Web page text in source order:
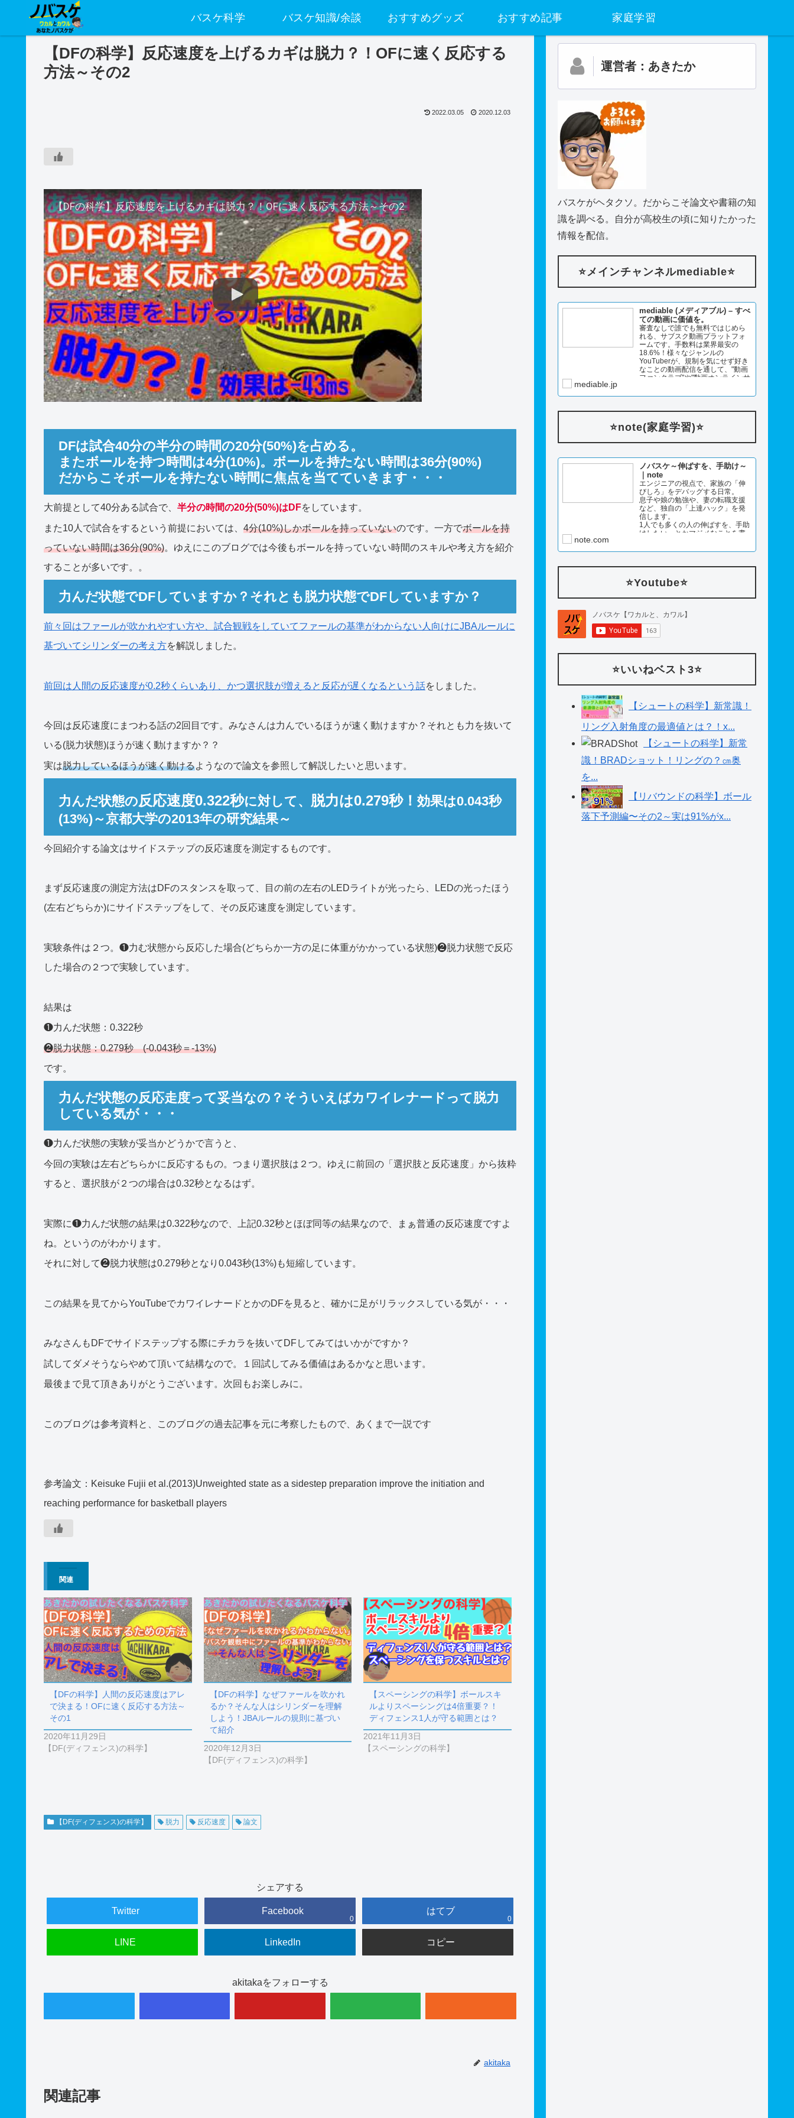
バスケ科学 バスケ知識/余談 おすすめグッズ おすすめ記事 家庭学習
【DFの科学】反応速度を上げるカギは脱力？！OFに速く反応する
方法～その2
2022.03.05 2020.12.03
【DFの科学】反応速度を上げるカギは脱力？！OFに速く反応する方法～その2
DFは試合40分の半分の時間の20分(50%)を占める。
またボールを持つ時間は4分(10%)。ボールを持たない時間は36分(90%)
だからこそボールを持たない時間に焦点を当てていきます・・・
大前提として40分ある試合で、 半分の時間の20分(50%)はDFをしています。
また10人で試合をするという前提においては、 4分(10%)しかボールを持っていないのです。一方でボールを持
っていない時間は36分(90%)。ゆえにこのブログでは今後もボールを持っていない時間のスキルや考え方を紹介
することが多いです。。
力んだ状態でDFしていますか？それとも脱力状態でDFしていますか？
前々回はファールが吹かれやすい方や、試合観戦をしていてファールの基準がわからない人向けにJBAルールに
基づいてシリンダーの考え方を解説しました。
前回は人間の反応速度が0.2秒くらいあり、かつ選択肢が増えると反応が遅くなるという話をしました。
今回は反応速度にまつわる話の2回目です。みなさんは力んでいるほうが速く動けますか？それとも力を抜いて
いる(脱力状態)ほうが速く動けますか？？
実は脱力しているほうが速く動けるようなので論文を参照して解説したいと思います。
力んだ状態の反応速度0.322秒に対して、 脱力は0.279秒！ 効果は0.043秒
(13%)～京都大学の2013年の研究結果～
今回紹介する論文はサイドステップの反応速度を測定するものです。
まず反応速度の測定方法はDFのスタンスを取って、目の前の左右のLEDライトが光ったら、LEDの光ったほう
(左右どちらか)にサイドステップをして、その反応速度を測定しています。
実験条件は２つ。❶力む状態から反応した場合(どちらか一方の足に体重がかかっている状態)❷脱力状態で反応
した場合の２つで実験しています。
結果は
❶力んだ状態：0.322秒
❷脱力状態：0.279秒 (-0.043秒＝-13%)
です。
力んだ状態の反応走度って妥当なの？そういえばカワイレナードって脱力
している気が・・・
❶力んだ状態の実験が妥当かどうかで言うと、
今回の実験は左右どちらかに反応するもの。つまり選択肢は２つ。ゆえに前回の「選択肢と反応速度」から抜粋
すると、選択肢が２つの場合は0.32秒となるはず。
実際に❶力んだ状態の結果は0.322秒なので、上記0.32秒とほぼ同等の結果なので、まぁ普通の反応速度ですよ
ね。というのがわかります。
それに対して❷脱力状態は0.279秒となり0.043秒(13%)も短縮しています。
この結果を見てからYouTubeでカワイレナードとかのDFを見ると、確かに足がリラックスしている気が・・・
みなさんもDFでサイドステップする際にチカラを抜いてDFしてみてはいかがですか？
試してダメそうならやめて頂いて結構なので。１回試してみる価値はあるかなと思います。
最後まで見て頂きありがとうございます。次回もお楽しみに。
このブログは参考資料と、このブログの過去記事を元に考察したもので、あくまで一説です
参考論文：Keisuke Fujii et al.(2013)Unweighted state as a sidestep preparation improve the initiation and
reaching performance for basketball players
関連
【DFの科学】人間の反応速度はアレ
で決まる！OFに速く反応する方法～
その1
2020年11月29日
【DF(ディフェンス)の科学】
【DFの科学】なぜファールを吹かれ
るか？そんな人はシリンダーを理解
しよう！JBAルールの規則に基づい
て紹介
2020年12月3日
【DF(ディフェンス)の科学】
【スペーシングの科学】ボールスキ
ルよりスペーシングは4倍重要？！
ディフェンス1人が守る範囲とは？
2021年11月3日
【スペーシングの科学】
【DF(ディフェンス)の科学】 脱力 反応速度 論文
シェアする
Twitter Facebook
0
はてブ
0
LINE LinkedIn コピー
akitakaをフォローする
akitaka
関連記事
運営者：あきたか
バスケがヘタクソ。だからこそ論文や書籍の知
識を調べる。自分が高校生の頃に知りたかった
情報を配信。
⭐️メインチャンネルmediable⭐️
mediable (メディアブル) – すべ
ての動画に価値を。
審査なしで誰でも無料ではじめら
れる、サブスク動画プラットフォ
ームです。手数料は業界最安の
18.6%！様々なジャンルの
YouTuberが、規制を気にせず好き
なことの動画配信を通して、"動画
ファンクラブ"や"動画オンラインサ
ィが生ま…
mediable.jp
⭐️note(家庭学習)⭐️
ノバスケ～伸ばすを、手助け～
｜note
エンジニアの視点で、家族の「伸
びしろ」をデバッグする日常。
息子や娘の勉強や、妻の転職支援
など、独自の「上達ハック」を発
信します。
1人でも多くの人の伸ばすを、手助
けしたい。とかマジメなことを書
note.com
⭐️Youtube⭐️
⭐️いいねベスト3⭐️
【シュートの科学】新常識！
リング入射角度の最適値とは？！x...
【シュートの科学】新常
識！BRADショット！リングの？㎝奥
を...
【リバウンドの科学】ボール
落下予測編〜その2～実は91%がx...